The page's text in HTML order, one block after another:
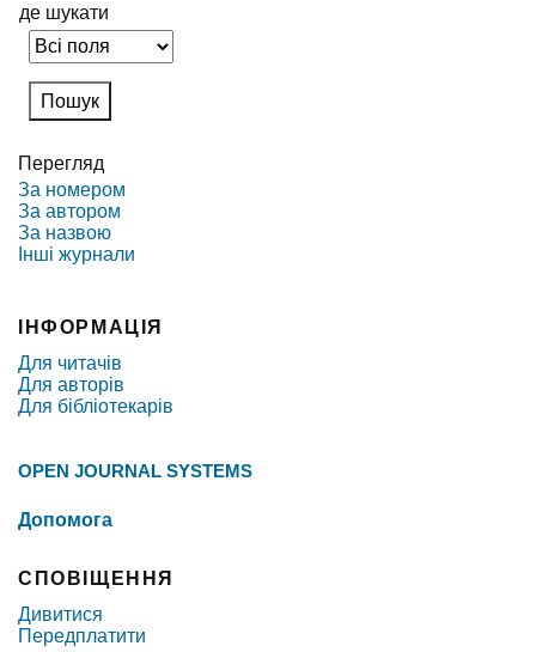
де шукати
Перегляд
За номером
За автором
За назвою
Інші журнали
ІНФОРМАЦІЯ
Для читачів
Для авторів
Для бібліотекарів
OPEN JOURNAL SYSTEMS
Допомога
СПОВІЩЕННЯ
Дивитися
Передплатити